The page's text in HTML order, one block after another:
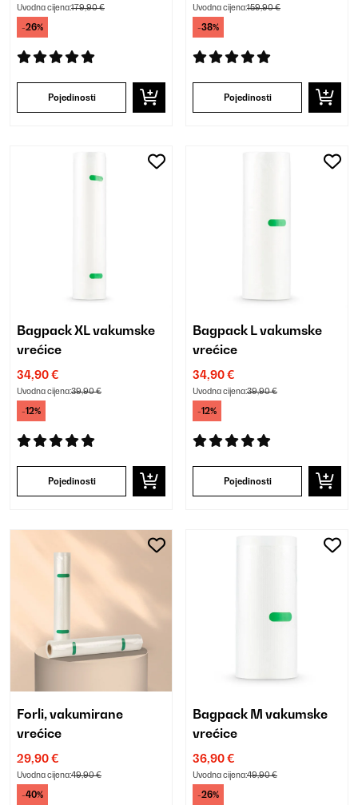
Uvodna cijena:179,90 €
-26%
Pojedinosti
Uvodna cijena:159,90 €
-38%
Pojedinosti
Bagpack XL vakumske
vrećice
34,90 €
Uvodna cijena:39,90 €
-12%
Pojedinosti
Bagpack L vakumske
vrećice
34,90 €
Uvodna cijena:39,90 €
-12%
Pojedinosti
Forli, vakumirane
vrećice
29,90 €
Uvodna cijena:49,90 €
-40%
Bagpack M vakumske
vrećice
36,90 €
Uvodna cijena:49,90 €
-26%